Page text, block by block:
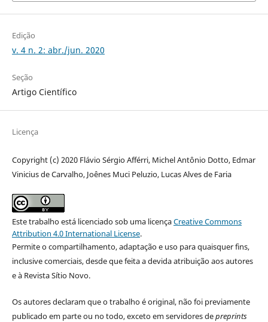
Edição
v. 4 n. 2: abr./jun. 2020
Seção
Artigo Científico
Licença
Copyright (c) 2020 Flávio Sérgio Afférri, Michel Antônio Dotto, Edmar
Vinicius de Carvalho, Joênes Muci Peluzio, Lucas Alves de Faria
Este trabalho está licenciado sob uma licençaCreative Commons
Attribution 4.0 International License.
Permite o compartilhamento, adaptação e uso para quaisquer fins,
inclusive comerciais, desde que feita a devida atribuição aos autores
e à Revista Sítio Novo.
Os autores declaram que o trabalho é original, não foi previamente
publicado em parte ou no todo, exceto em servidores depreprints